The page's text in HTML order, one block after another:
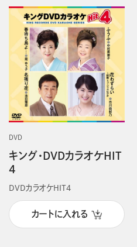
DVD
キング・DVDカラオケHIT
4
DVDカラオケHIT4
カートに入れる